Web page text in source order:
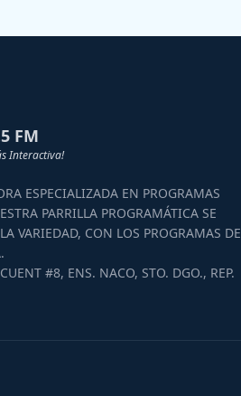
FM
Interactiva!
ESPECIALIZADA EN PROGRAMAS
PARRILLA PROGRAMÁTICA SE
VARIEDAD, CON LOS PROGRAMAS DE
#8, ENS. NACO, STO. DGO., REP.